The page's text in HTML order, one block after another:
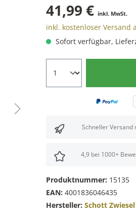
41,99 € inkl. MwSt.
inkl. kostenloser Versand
Sofort verfügbar,
Schneller Versand
4,9 bei 1000+
Produktnummer: 15135
EAN: 4001836046435
Hersteller: Schott Zwiesel